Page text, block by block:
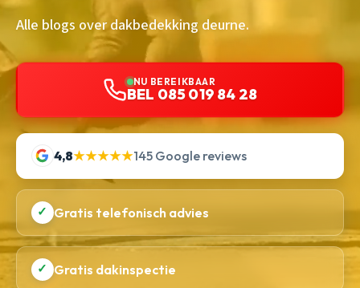
Alle blogs over dakbedekking deurne.
NU BEREIKBAAR
BEL 085 019 84 28
4,8★★★★★145 Google reviews
✓ Gratis telefonisch advies
✓ Gratis dakinspectie